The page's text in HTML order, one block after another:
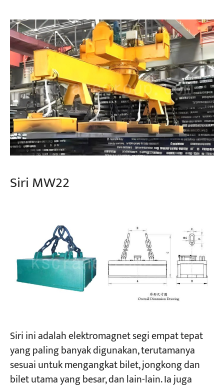
Projek
Berita
Siri MW22
Siri ini adalah elektromagnet segi empat tepat
yang paling banyak digunakan, terutamanya
sesuai untuk mengangkat bilet, jongkong dan
bilet utama yang besar, dan lain-lain. Ia juga